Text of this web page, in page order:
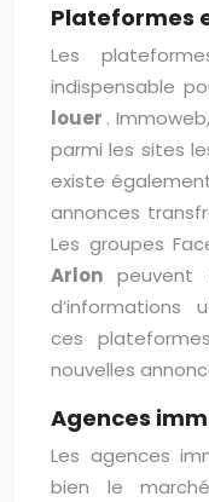
Plateformes
Les
indispensable
louer .
parmi les sites
existe
annonces
Les groupes
Arlon peuvent
d’informations
ces
nouvelles
Agences
Les agences
bien le